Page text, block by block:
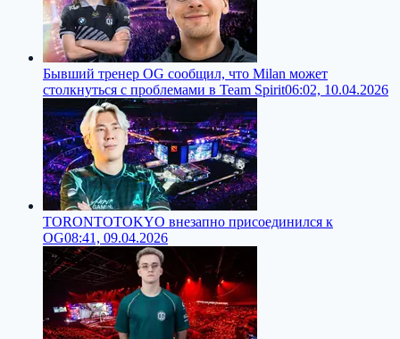
Бывший тренер OG сообщил, что Milan может
столкнуться с проблемами в Team Spirit06:02, 10.04.2026
TORONTOTOKYO внезапно присоединился к
OG08:41, 09.04.2026